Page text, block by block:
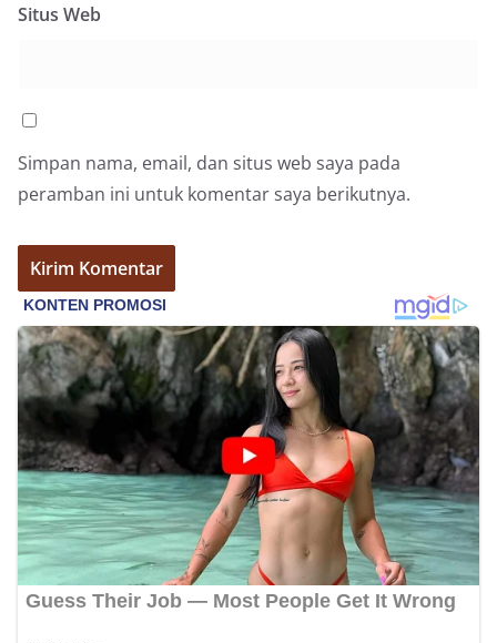
Pemasangan Bendera Merah Putih Jelang HUT
warga di wilayah Kelurahan Sunggal, Kecamatan
Medan Sunggal, pada Rabu (05/08/2026).‎‎Kegiatan
tersebut berlangsung sejak pukul 09.00 WIB
tersebut.‎Sambang Langsung ke Rumah
Warga‎Dalam kegiatan ini, Aiptu Muliyadi
Suraukur mendatangi warga secara langsung dari
rumah ke rumah untuk menjalin silaturahmi
sekaligus menyampaikan pesan-pesan
kamtibmas. Kehadiran petugas disambut baik
oleh warga, yang sebagian besar tengah bersiap
menyambut momentum HUT Kemerdekaan RI
dengan berbagai persiapan di lingkungan
masing-masing.‎Dalam dialog yang berlangsung
akrab, Bhabinkamtibmas menyapa warga,
menanyakan kondisi keamanan dan kenyamanan
lingkungan tempat tinggal, serta membuka ruang
komunikasi dua arah agar warga dapat
menyampaikan keluhan maupun informasi terkait
situasi kamtibmas di sekitar mereka.‎‎‎Salah satu
Situs Web
Simpan nama, email, dan situs web saya pada
peramban ini untuk komentar saya berikutnya.